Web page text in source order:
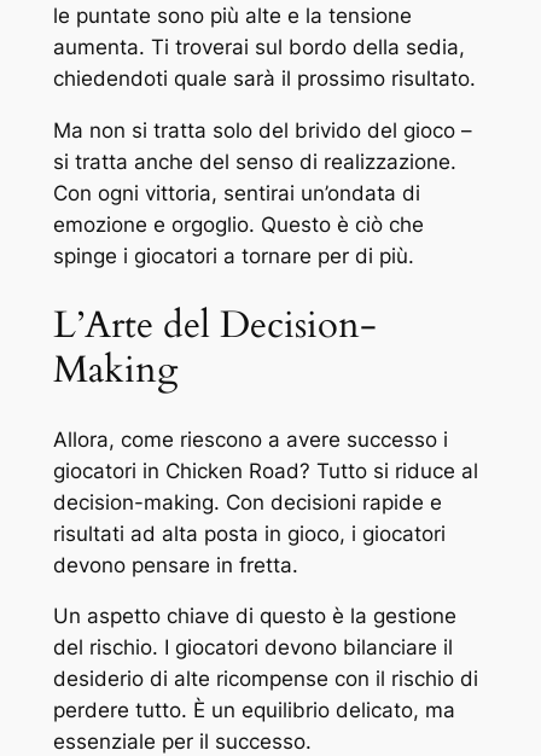
le puntate sono più alte e la tensione
aumenta. Ti troverai sul bordo della sedia,
chiedendoti quale sarà il prossimo risultato.
Ma non si tratta solo del brivido del gioco –
si tratta anche del senso di realizzazione.
Con ogni vittoria, sentirai un’ondata di
emozione e orgoglio. Questo è ciò che
spinge i giocatori a tornare per di più.
L’Arte del Decision-
Making
Allora, come riescono a avere successo i
giocatori in Chicken Road? Tutto si riduce al
decision-making. Con decisioni rapide e
risultati ad alta posta in gioco, i giocatori
devono pensare in fretta.
Un aspetto chiave di questo è la gestione
del rischio. I giocatori devono bilanciare il
desiderio di alte ricompense con il rischio di
perdere tutto. È un equilibrio delicato, ma
essenziale per il successo.